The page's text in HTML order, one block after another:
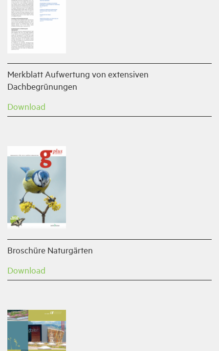
Merkblatt Aufwertung von extensiven
Dachbegrünungen
Download
Broschüre Naturgärten
Download